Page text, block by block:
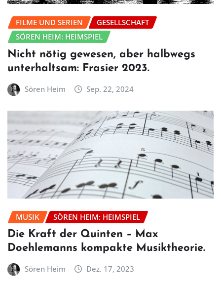
FILME UND SERIEN
GESELLSCHAFT
SÖREN HEIM: HEIMSPIEL
Nicht nötig gewesen, aber halbwegs
unterhaltsam: Frasier 2023.
Sören Heim Sep. 22, 2024
MUSIK SÖREN HEIM: HEIMSPIEL
Die Kraft der Quinten – Max
Doehlemanns kompakte Musiktheorie.
Sören Heim Dez. 17, 2023